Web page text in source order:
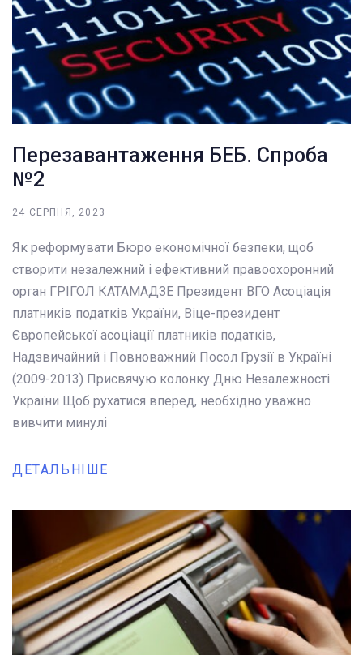
Перезавантаження БЕБ. Спроба
№2
24 СЕРПНЯ, 2023
Як реформувати Бюро економічної безпеки, щоб
створити незалежний і ефективний правоохоронний
орган ГРІГОЛ КАТАМАДЗЕ Президент ВГО Асоціація
платників податків України, Віце-президент
Європейської асоціації платників податків,
Надзвичайний і Повноважний Посол Грузії в Україні
(2009-2013) Присвячую колонку Дню Незалежності
України Щоб рухатися вперед, необхідно уважно
вивчити минулі
ДЕТАЛЬНІШЕ